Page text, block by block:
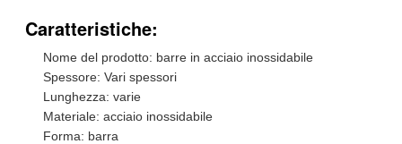
Caratteristiche:
Nome del prodotto: barre in acciaio inossidabile
Spessore: Vari spessori
Lunghezza: varie
Materiale: acciaio inossidabile
Forma: barra